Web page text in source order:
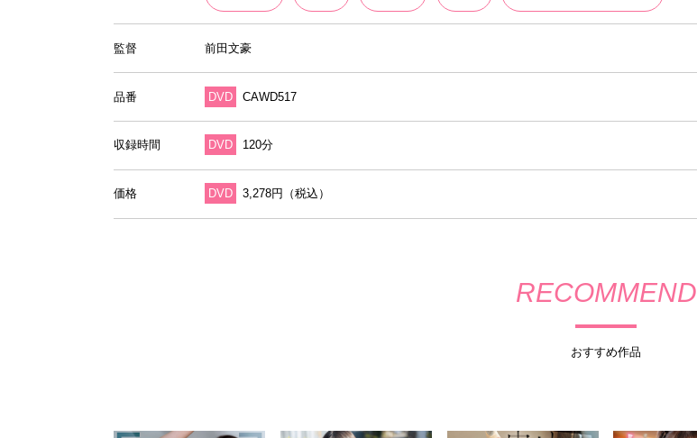
監督 前田文豪
品番 DVD CAWD517
収録時間 DVD 120分
価格 DVD 3,278円（税込）
RECOMMEND
おすすめ作品